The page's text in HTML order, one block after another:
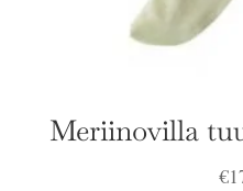
Meriinovilla
€